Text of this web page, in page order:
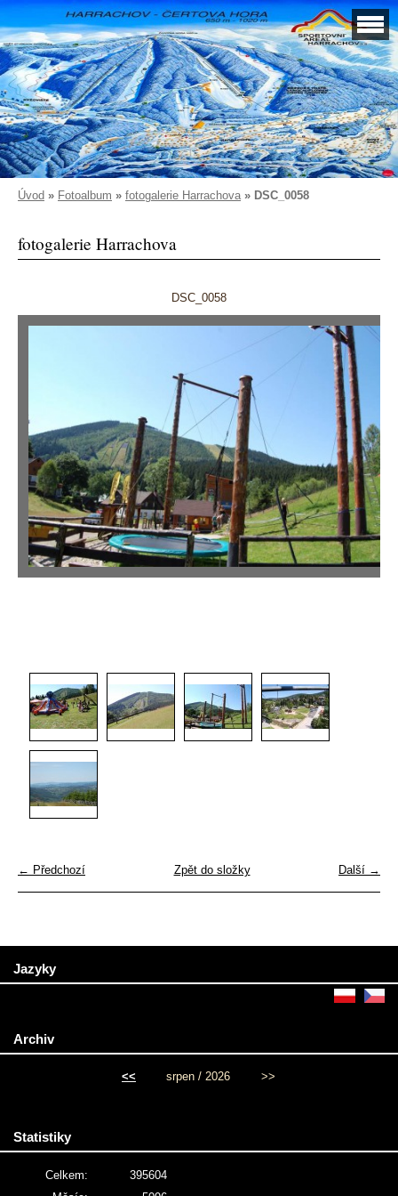
Úvod » Fotoalbum » fotogalerie Harrachova» DSC_0058
fotogalerie Harrachova
DSC_0058
← Předchozí Další →
Zpět do složky
Jazyky
Archiv
<< srpen / 2026 >>
Statistiky
Celkem:
395604